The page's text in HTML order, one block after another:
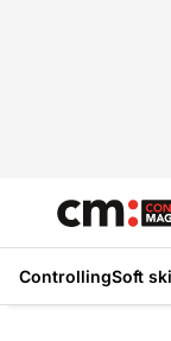
ControllingSoft